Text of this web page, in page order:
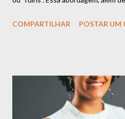
que uma alimentação equilibrada
podem ter espaço na sua rotina.
refeição rica em nutrientes, como
sabor. E também há o momento de
COMPARTILHAR POSTAR UM